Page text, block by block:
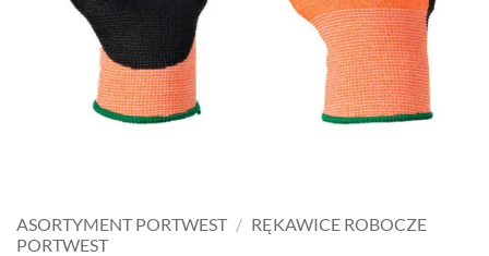
ASORTYMENT PORTWEST / RĘKAWICE ROBOCZE
PORTWEST